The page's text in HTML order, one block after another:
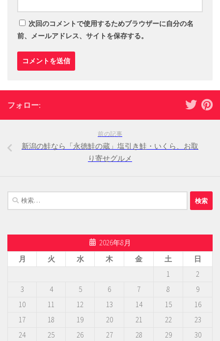
次回のコメントで使用するためブラウザーに自分の名
前、メールアドレス、サイトを保存する。
フォロー:
前の記事
新潟の鮭なら「永徳鮭の蔵」塩引き鮭・いくら、お取
り寄せグルメ
検
索:
2026年8月
月
火 水 木 金 土
日
1
2
3
4 5 6 7 8
9
10
11 12 13 14 15
16
17
18 19 20 21 22
23
24
25 26 27 28 29
30